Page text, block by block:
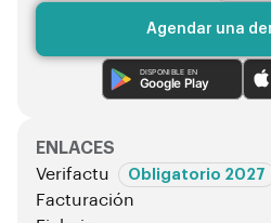
Agendar una
DISPONIBLE EN
Google Play
ENLACES
Verifactu
Obligatorio 2027
Facturación